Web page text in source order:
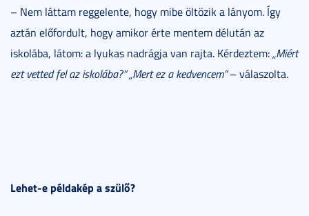
– Nem láttam reggelente, hogy mibe öltözik a lányom. Így
aztán előfordult, hogy amikor érte mentem délután az
iskolába, látom: a lyukas nadrágja van rajta. Kérdeztem:„Miért
ezt vetted fel az iskolába?” „Mert ez a kedvencem”– válaszolta.
Lehet-e példakép a szülő?